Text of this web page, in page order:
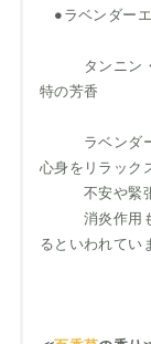
●ラベンダーエ
タンニン・リ
特の芳香
ラベンダーに
心身をリラック
不安や緊張、
消炎作用もあ
るといわれてい